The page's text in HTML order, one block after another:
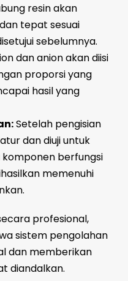
resin akan
tepat sesuai
sebelumnya.
dan anion akan diisi
proporsi yang
hasil yang
Setelah pengisian
dan diuji untuk
berfungsi
memenuhi
profesional,
sistem pengolahan
dan memberikan
diandalkan.